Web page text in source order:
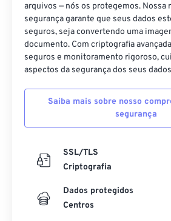
arquivos — nós os protegemos. Nossa
segurança garante que seus dados
seguros, seja convertendo uma
documento. Com criptografia
seguros e monitoramento rigoroso,
aspectos da segurança dos seus
Saiba mais sobre nosso
segurança
SSL/TLS
Criptografia
Dados protegidos
Centros